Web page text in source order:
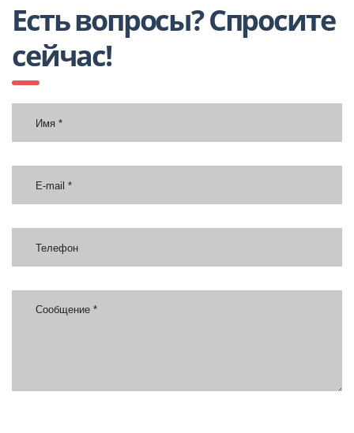
Есть вопросы? Спросите
сейчас!